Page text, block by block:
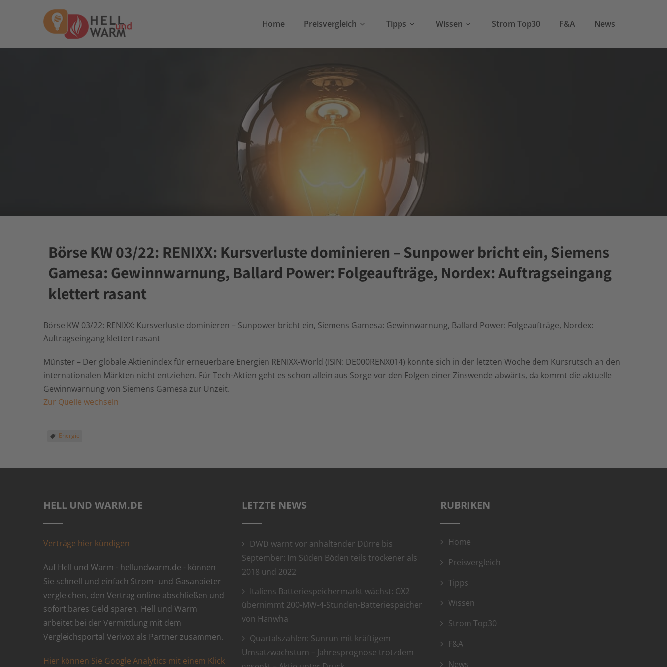
Home Preisvergleich Tipps Wissen Strom Top30 F&A News
Börse KW 03/22: RENIXX: Kursverluste dominieren – Sunpower bricht ein, Siemens
Gamesa: Gewinnwarnung, Ballard Power: Folgeaufträge, Nordex: Auftragseingang
klettert rasant
Börse KW 03/22: RENIXX: Kursverluste dominieren – Sunpower bricht ein, Siemens Gamesa: Gewinnwarnung, Ballard Power: Folgeaufträge, Nordex:
Auftragseingang klettert rasant
Münster – Der globale Aktienindex für erneuerbare Energien RENIXX-World (ISIN: DE000RENX014) konnte sich in der letzten Woche dem Kursrutsch an den
internationalen Märkten nicht entziehen. Für Tech-Aktien geht es schon allein aus Sorge vor den Folgen einer Zinswende abwärts, da kommt die aktuelle
Gewinnwarnung von Siemens Gamesa zur Unzeit.
Zur Quelle wechseln
Energie
HELL UND WARM.DE
Verträge hier kündigen
Auf Hell und Warm - hellundwarm.de - können
Sie schnell und einfach Strom- und Gasanbieter
vergleichen, den Vertrag online abschließen und
sofort bares Geld sparen. Hell und Warm
arbeitet bei der Vermittlung mit dem
Vergleichsportal Verivox als Partner zusammen.
Hier können Sie Google Analytics mit einem Klick
LETZTE NEWS
DWD warnt vor anhaltender Dürre bis
September: Im Süden Böden teils trockener als
2018 und 2022
Italiens Batteriespeichermarkt wächst: OX2
übernimmt 200-MW-4-Stunden-Batteriespeicher
von Hanwha
Quartalszahlen: Sunrun mit kräftigem
Umsatzwachstum – Jahresprognose trotzdem
RUBRIKEN
Home
Preisvergleich
Tipps
Wissen
Strom Top30
F&A
News